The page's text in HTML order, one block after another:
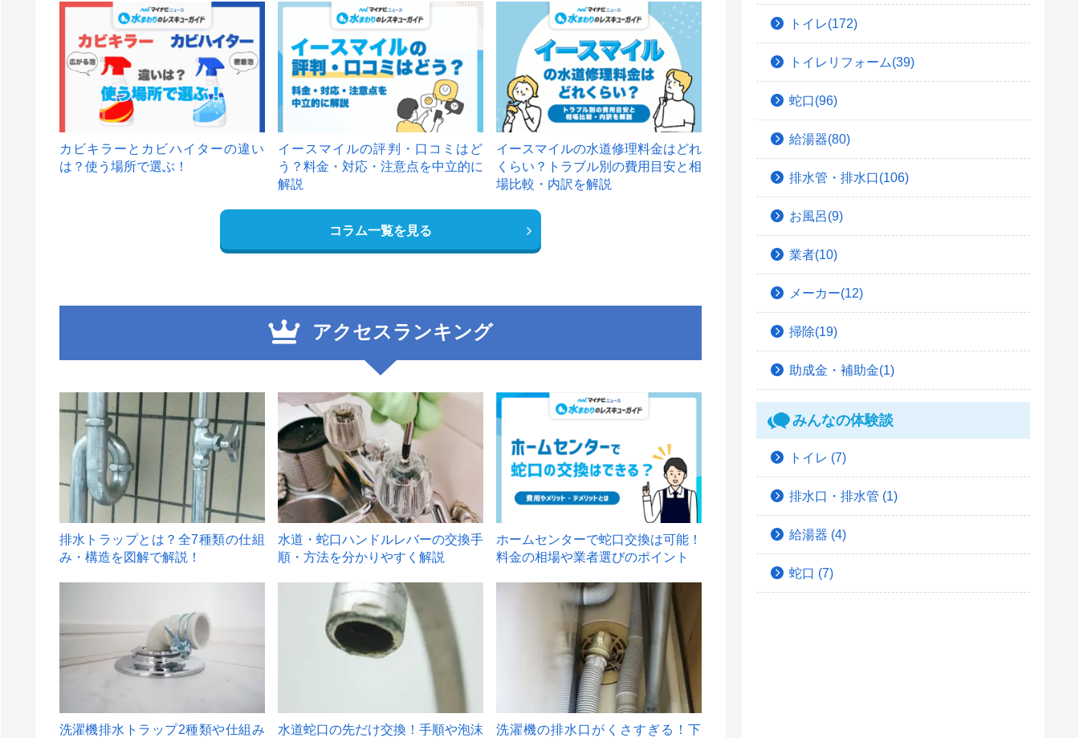
カビキラーとカビハイターの違い
は？使う場所で選ぶ！
イースマイルの評判・口コミはど
う？料金・対応・注意点を中立的に
解説
イースマイルの水道修理料金はどれ
くらい？トラブル別の費用目安と相
場比較・内訳を解説
コラム一覧を見る
アクセスランキング
1
排水トラップとは？全7種類の仕組
み・構造を図解で解説！
2
水道・蛇口ハンドルレバーの交換手
順・方法を分かりやすく解説
ホームセンターで蛇口交換は可能！
料金の相場や業者選びのポイント
洗濯機排水トラップ2種類や仕組み
水道蛇口の先だけ交換！手順や泡沫
洗濯機の排水口がくさすぎる！下
トイレ(172)
トイレリフォーム(39)
蛇口(96)
給湯器(80)
排水管・排水口(106)
お風呂(9)
業者(10)
メーカー(12)
掃除(19)
助成金・補助金(1)
みんなの体験談
トイレ (7)
排水口・排水管 (1)
給湯器 (4)
蛇口 (7)